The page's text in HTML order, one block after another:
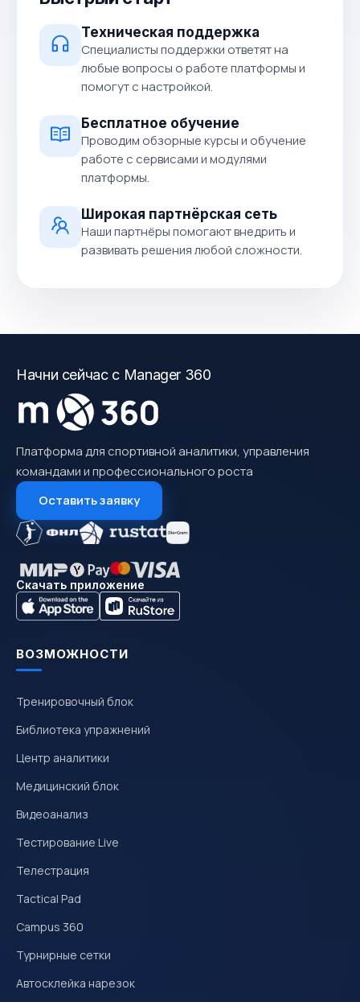
Техническая поддержка
Специалисты поддержки ответят на
любые вопросы о работе платформы и
помогут с настройкой.
Бесплатное обучение
Проводим обзорные курсы и обучение
работе с сервисами и модулями
платформы.
Широкая партнёрская сеть
Наши партнёры помогают внедрить и
развивать решения любой сложности.
Начни сейчас с Manager 360
Платформа для спортивной аналитики, управления
командами и профессионального роста
Оставить заявку
Скачать приложение
ВОЗМОЖНОСТИ
Тренировочный блок
Библиотека упражнений
Центр аналитики
Медицинский блок
Видеоанализ
Тестирование Live
Телестрация
Tactical Pad
Campus 360
Турнирные сетки
Автосклейка нарезок